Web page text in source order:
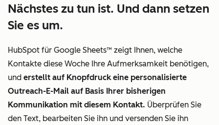
Nächstes zu tun ist. Und dann setzen
Sie es um.
HubSpot für Google Sheets™ zeigt Ihnen, welche
Kontakte diese Woche Ihre Aufmerksamkeit benötigen,
und erstellt auf Knopfdruck eine personalisierte
Outreach-E-Mail auf Basis Ihrer bisherigen
Kommunikation mit diesem Kontakt. Überprüfen Sie
den Text, bearbeiten Sie ihn und versenden Sie ihn